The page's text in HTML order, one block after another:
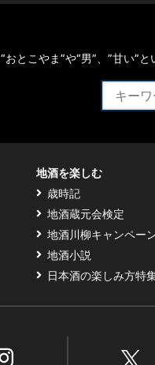
“おとこやま”や“男”、”甘い”
地酒を楽しむ
歳時記
地酒蔵元会検定
地酒川柳キャンペー
地酒小説
日本酒の楽しみ方特